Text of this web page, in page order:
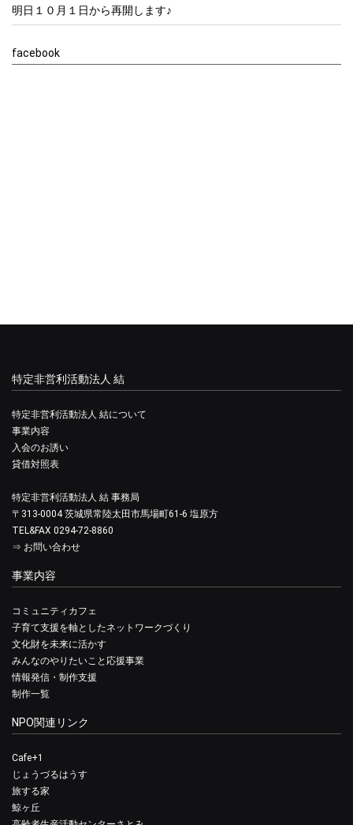
明日１０月１日から再開します♪
facebook
特定非営利活動法人 結
特定非営利活動法人 結について
事業内容
入会のお誘い
貸借対照表
特定非営利活動法人 結 事務局
〒313-0004 茨城県常陸太田市馬場町61-6 塩原方
TEL&FAX 0294-72-8860
⇒ お問い合わせ
事業内容
コミュニティカフェ
子育て支援を軸としたネットワークづくり
文化財を未来に活かす
みんなのやりたいこと応援事業
情報発信・制作支援
制作一覧
NPO関連リンク
Cafe+1
じょうづるはうす
旅する家
鯨ヶ丘